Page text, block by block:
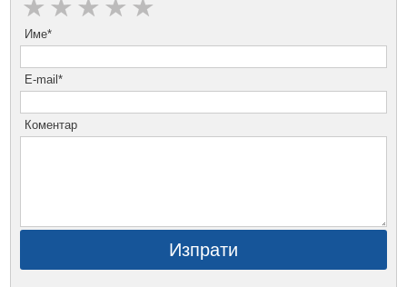
Име*
E-mail*
Коментар
Изпрати